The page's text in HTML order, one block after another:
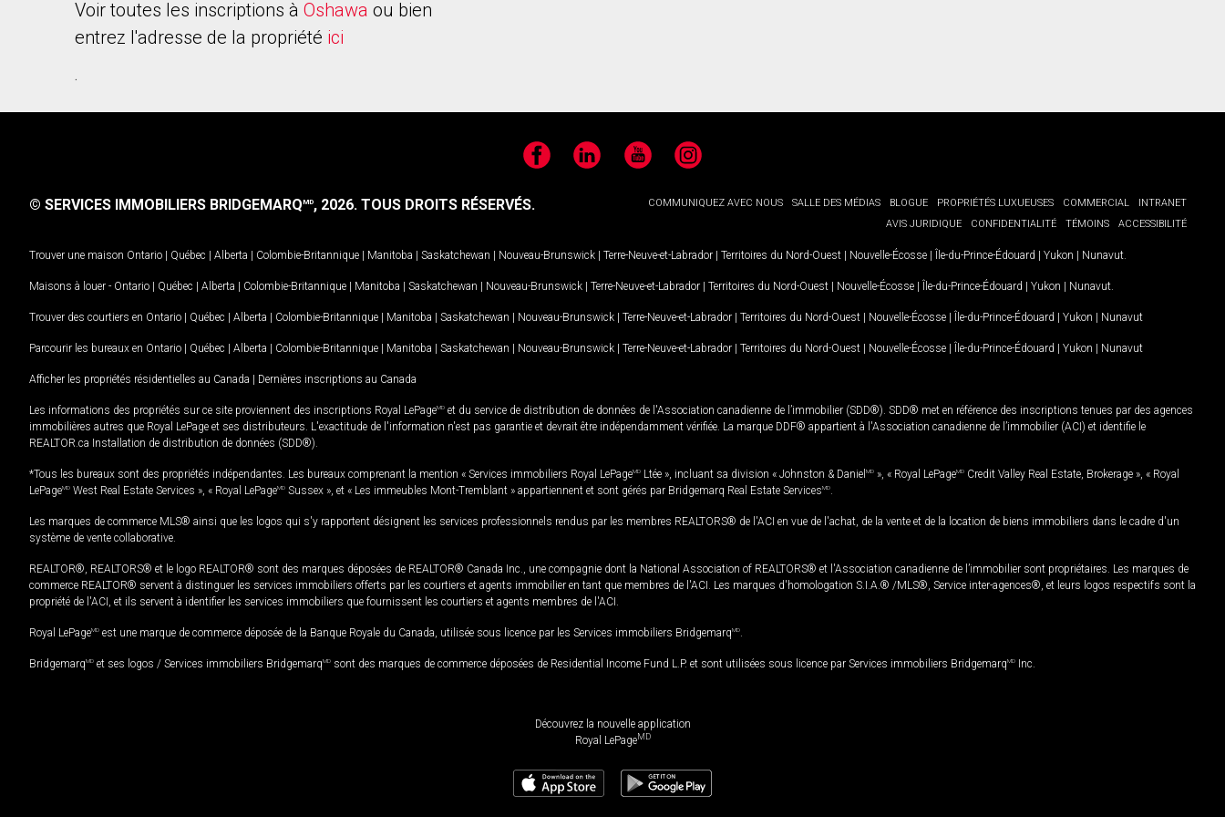
Voir toutes les inscriptions à Oshawa ou bien
entrez l'adresse de la propriété ici
.
FacebookLinkedIn YouTubeInstagram
COMMUNIQUEZ AVEC NOUS SALLE DES MÉDIAS BLOGUE PROPRIÉTÉS LUXUEUSES COMMERCIAL
INTRANET
AVIS JURIDIQUE
CONFIDENTIALITÉ TÉMOINS ACCESSIBILITÉ
© SERVICES IMMOBILIERS BRIDGEMARQMD, 2026. TOUS DROITS RÉSERVÉS.
Trouver une maison Ontario | Québec | Alberta | Colombie-Britannique | Manitoba | Saskatchewan | Nouveau-Brunswick | Terre-Neuve-et-Labrador | Territoires du Nord-Ouest | Nouvelle-Écosse | Île-du-Prince-Édouard | Yukon | Nunavut
Maisons à louer - Ontario | Québec | Alberta | Colombie-Britannique | Manitoba | Saskatchewan | Nouveau-Brunswick | Terre-Neuve-et-Labrador | Territoires du Nord-Ouest | Nouvelle-Écosse | Île-du-Prince-Édouard | Yukon | Nunavut
Trouver des courtiers en Ontario | Québec | Alberta | Colombie-Britannique | Manitoba | Saskatchewan | Nouveau-Brunswick | Terre-Neuve-et-Labrador | Territoires du Nord-Ouest | Nouvelle-Écosse | Île-du-Prince-Édouard | Yukon | Nunavut
Parcourir les bureaux en Ontario | Québec | Alberta | Colombie-Britannique | Manitoba | Saskatchewan | Nouveau-Brunswick | Terre-Neuve-et-Labrador | Territoires du Nord-Ouest | Nouvelle-Écosse | Île-du-Prince-Édouard | Yukon | Nunavut
Afficher les propriétés résidentielles au Canada | Dernières inscriptions au Canada
Les informations des propriétés sur ce site proviennent des inscriptions Royal LePageMD et du service de distribution de données de l'Association canadienne de l’immobilier (SDD®). SDD® met en référence des inscriptions tenues par des agences
immobilières autres que Royal LePage et ses distributeurs. L'exactitude de l'information n'est pas garantie et devrait être indépendamment vérifiée. La marque DDF® appartient à l'Association canadienne de l’immobilier (ACI) et identifie le
REALTOR.ca Installation de distribution de données (SDD®).
*Tous les bureaux sont des propriétés indépendantes. Les bureaux comprenant la mention « Services immobiliers Royal LePageMD Ltée », incluant sa division « Johnston & Daniel MD », « Royal LePageMD Credit Valley Real Estate, Brokerage », « Royal
LePageMD West Real Estate Services », « Royal LePageMD Sussex », et « Les immeubles Mont-Tremblant » appartiennent et sont gérés par Bridgemarq Real Estate ServicesMD
Les marques de commerce MLS® ainsi que les logos qui s'y rapportent désignent les services professionnels rendus par les membres REALTORS® de l'ACI en vue de l'achat, de la vente et de la location de biens immobiliers dans le cadre d'un
système de vente collaborative.
REALTOR®, REALTORS® et le logo REALTOR® sont des marques déposées de REALTOR® Canada Inc., une compagnie dont la National Association of REALTORS® et l'Association canadienne de l’immobilier sont propriétaires. Les marques de
commerce REALTOR® servent à distinguer les services immobiliers offerts par les courtiers et agents immobilier en tant que membres de l'ACI. Les marques d'homologation S.I.A.® /MLS®, Service inter-agences®, et leurs logos respectifs sont la
propriété de l'ACI, et ils servent à identifier les services immobiliers que fournissent les courtiers et agents membres de l'ACI.
Royal LePageMD est une marque de commerce déposée de la Banque Royale du Canada, utilisée sous licence par les Services immobiliers BridgemarqMD
BridgemarqMD et ses logos / Services immobiliers BridgemarqMD sont des marques de commerce déposées de Residential Income Fund L.P. et sont utilisées sous licence par Services immobiliers BridgemarqMD Inc.
Découvrez la nouvelle application
Royal LePageMD